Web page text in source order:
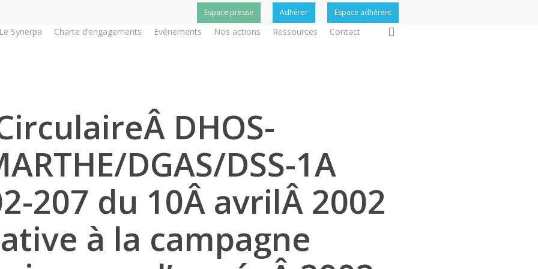
Espace presse Adhérer Espace adhérent
Le Synerpa Charte d’engagements Evénements Nos actions Ressources Contact
DHOS-
DGAS/DSS-1A
207 du 10Â avrilÂ 2002
à la campagne